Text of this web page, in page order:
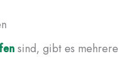
sind, gibt es mehrere